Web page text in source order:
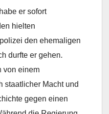
er sofort
hielten
den ehemaligen
durfte er gehen.
von einem
staatlicher Macht und
gegen einen